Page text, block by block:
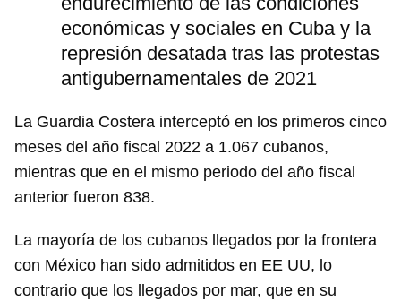
económicas y sociales en Cuba y la
represión desatada tras las protestas
antigubernamentales de 2021
La Guardia Costera interceptó en los primeros cinco
meses del año fiscal 2022 a 1.067 cubanos,
mientras que en el mismo periodo del año fiscal
anterior fueron 838.
La mayoría de los cubanos llegados por la frontera
con México han sido admitidos en EE UU, lo
contrario que los llegados por mar, que en su